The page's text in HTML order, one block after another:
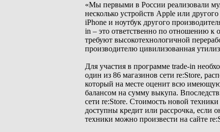
«Мы первыми в России реализовали
несколько устройств Apple или
iPhone и ноутбук другого
in – это ответственно по отношению к
требуют высокотехнологичной
производителю цивилизованная
Для участия в программе trade-in
один из 86 магазинов сети re:Store,
который на месте оценит всю
балансом на сумму выкупа.
сети re:Store. Стоимость новой
доступны кредит или рассрочка, если
техники можно произвести на сайте